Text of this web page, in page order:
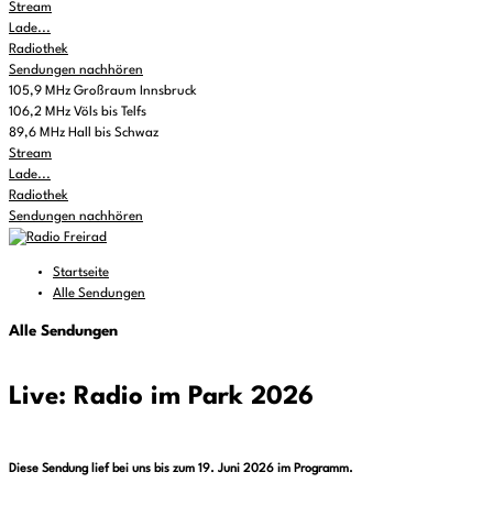
Stream
Lade...
Radiothek
Sendungen nachhören
105,9 MHz Großraum Innsbruck
106,2 MHz Völs bis Telfs
89,6 MHz Hall bis Schwaz
Stream
Lade...
Radiothek
Sendungen nachhören
Startseite
Alle Sendungen
Alle Sendungen
Live: Radio im Park 2026
Diese Sendung lief bei uns bis zum 19. Juni 2026 im Programm.